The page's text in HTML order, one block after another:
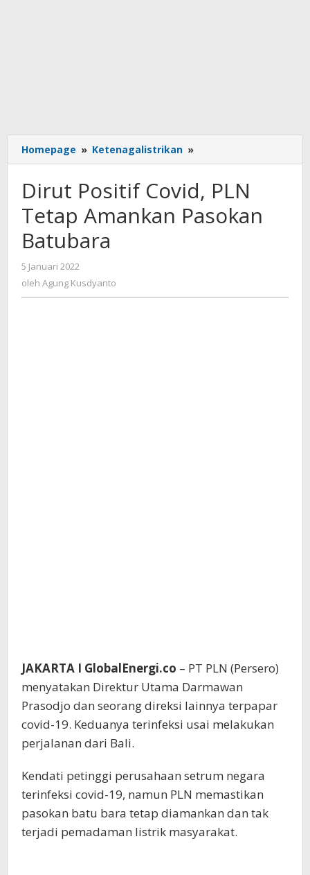
Homepage » Ketenagalistrikan »
Positif
PLN
Amankan
Dirut Positif Covid, PLN
Tetap Amankan Pasokan
Batubara
5 Januari 2022
Agung
Kusdyanto
oleh Agung Kusdyanto
JAKARTA I GlobalEnergi.co – PT PLN (Persero)
menyatakan Direktur Utama Darmawan
Prasodjo dan seorang direksi lainnya terpapar
covid-19. Keduanya terinfeksi usai melakukan
perjalanan dari Bali.
Kendati petinggi perusahaan setrum negara
terinfeksi covid-19, namun PLN memastikan
pasokan batu bara tetap diamankan dan tak
terjadi pemadaman listrik masyarakat.